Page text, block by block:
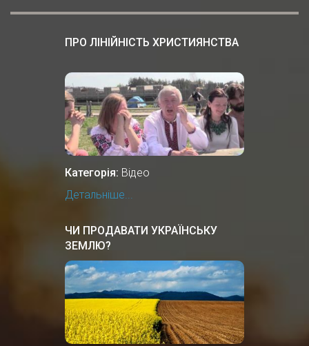
ПРО ЛІНІЙНІСТЬ ХРИСТИЯНСТВА
Категорія: Відео
Детальніше...
ЧИ ПРОДАВАТИ УКРАЇНСЬКУ
ЗЕМЛЮ?